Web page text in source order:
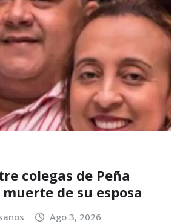
colegas de Peña
de su esposa
Ago 3, 2026